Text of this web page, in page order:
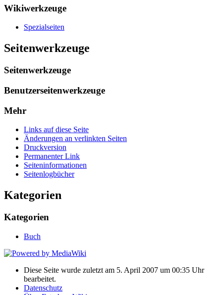
Wikiwerkzeuge
Spezialseiten
Seitenwerkzeuge
Seitenwerkzeuge
Benutzerseitenwerkzeuge
Mehr
Links auf diese Seite
Änderungen an verlinkten Seiten
Druckversion
Permanenter Link
Seiten­informationen
Seitenlogbücher
Kategorien
Kategorien
Buch
Diese Seite wurde zuletzt am 5. April 2007 um 00:35 Uhr
bearbeitet.
Datenschutz